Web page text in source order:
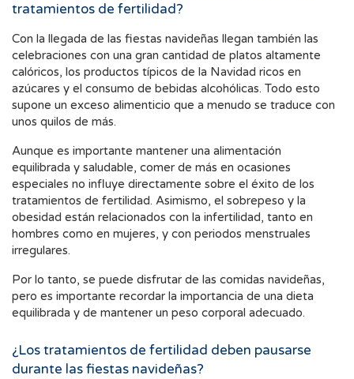
tratamientos de fertilidad?
Con la llegada de las fiestas navideñas llegan también las
celebraciones con una gran cantidad de platos altamente
calóricos, los productos típicos de la Navidad ricos en
azúcares y el consumo de bebidas alcohólicas. Todo esto
supone un exceso alimenticio que a menudo se traduce con
unos quilos de más.
Aunque es importante mantener una alimentación
equilibrada y saludable, comer de más en ocasiones
especiales no influye directamente sobre el éxito de los
tratamientos de fertilidad. Asimismo, el sobrepeso y la
obesidad están relacionados con la infertilidad, tanto en
hombres como en mujeres, y con periodos menstruales
irregulares.
Por lo tanto, se puede disfrutar de las comidas navideñas,
pero es importante recordar la importancia de una dieta
equilibrada y de mantener un peso corporal adecuado.
¿Los tratamientos de fertilidad deben pausarse
durante las fiestas navideñas?